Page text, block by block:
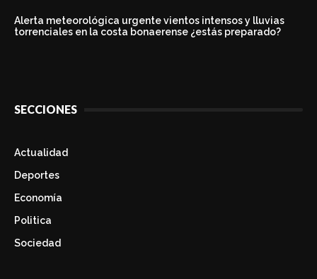
Alerta meteorológica urgente vientos intensos y lluvias
torrenciales en la costa bonaerense ¿estás preparado?
SECCIONES
Actualidad
Deportes
Economía
Politica
Sociedad